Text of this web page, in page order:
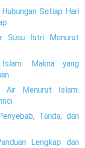
Setiap Hari
Susu Istri Menurut
Makna yang
Menurut Islam:
Tanda, dan
Lengkap dan